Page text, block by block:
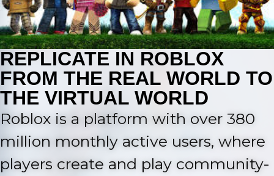
REPLICATE IN ROBLOX
FROM THE REAL WORLD TO
THE VIRTUAL WORLD
Roblox is a platform with over 380
million monthly active users, where
players create and play community-